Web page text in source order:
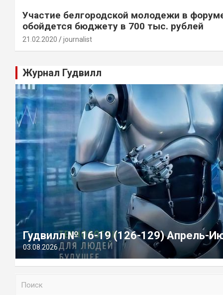
Участие белгородской молодежи в
обойдется бюджету в 700 тыс. рублей
21.02.2020 journalist
Журнал Гудвилл
Гудвилл № 16-19 (126-129) Апрель-
03.08.2026